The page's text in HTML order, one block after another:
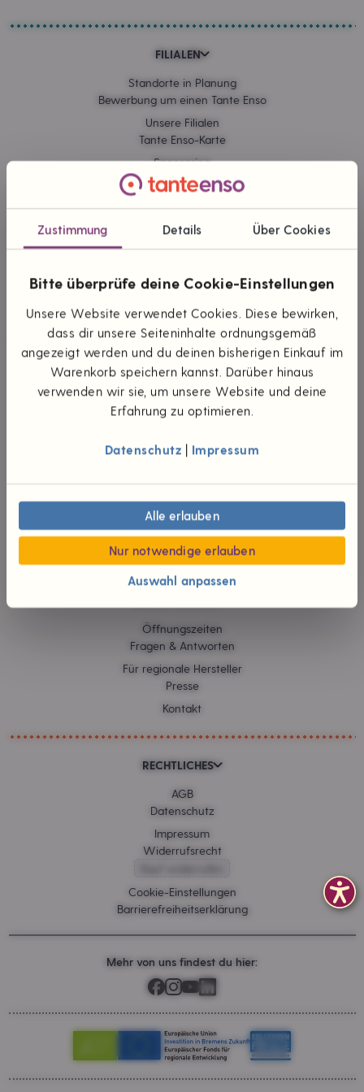
Zustimmung Details Über Cookies
Bitte überprüfe deine Cookie-Einstellungen
Unsere Website verwendet Cookies. Diese bewirken,
dass dir unsere Seiteninhalte ordnungsgemäß
angezeigt werden und du deinen bisherigen Einkauf im
Warenkorb speichern kannst. Darüber hinaus
verwenden wir sie, um unsere Website und deine
Erfahrung zu optimieren.
Datenschutz Impressum
Alle erlauben
Auswahl anpassen
Nur notwendige erlauben
FILIALEN
Standorte in Planung
Bewerbung um einen Tante Enso
Unsere Filialen
Tante Enso-Karte
Sponsoring
Kommissionskauf
ONLINE EINKAUFEN
Zahlungsarten
Themen & Marken
UNTERNEHMEN
Die Idee
Unsere Werte
Wünsch dir was
Neuigkeiten
Verantwortliche
Karriere
Jobs
Öffnungszeiten
Fragen & Antworten
Für regionale Hersteller
Presse
Kontakt
RECHTLICHES
AGB
Datenschutz
Impressum
Widerrufsrecht
Cookie-Einstellungen
Barrierefreiheitserklärung
Mehr von uns findest du hier: